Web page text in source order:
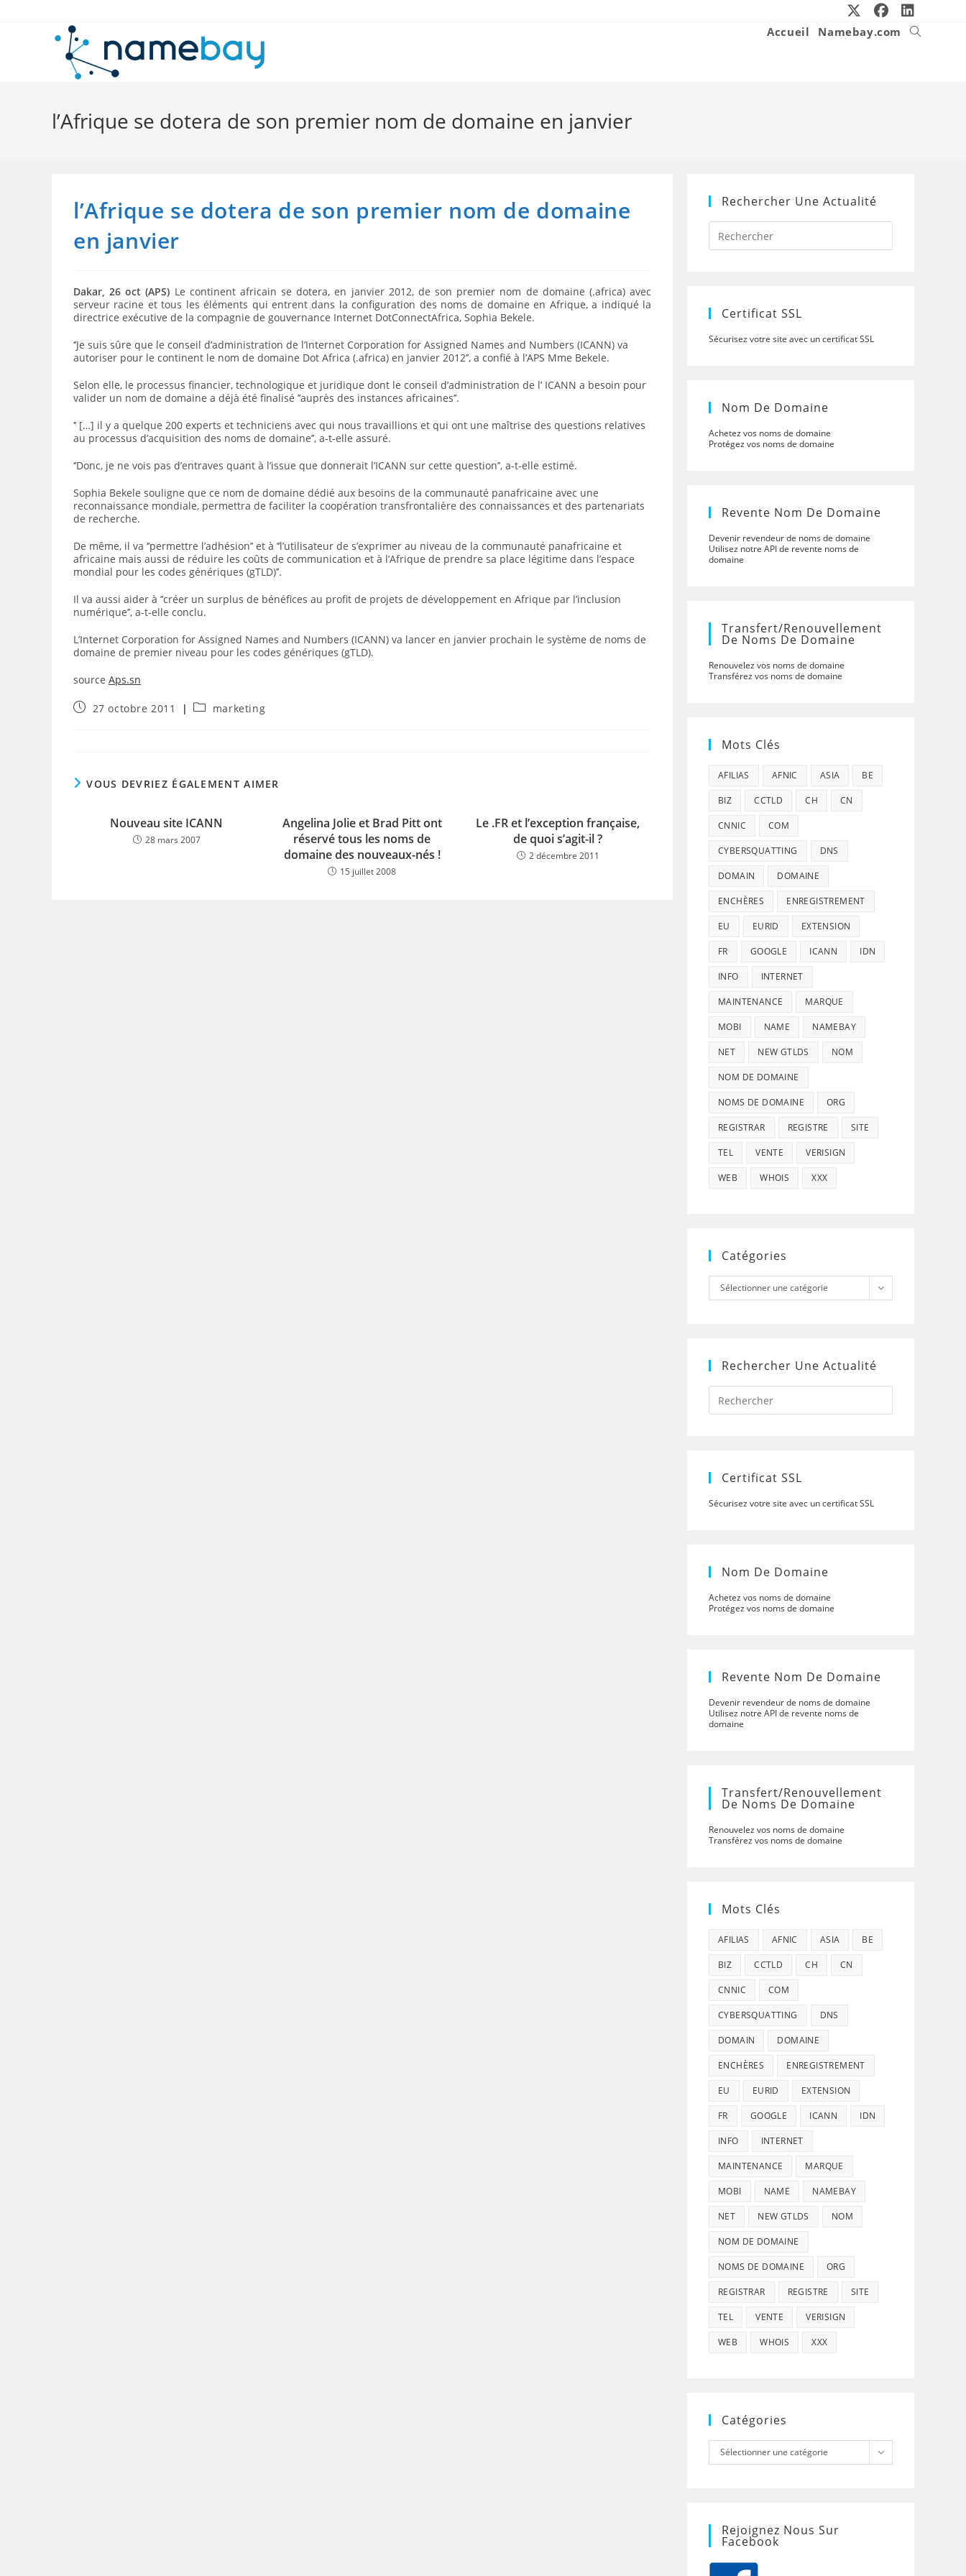
Accueil Namebay.com
Toggle
l’Afrique se dotera de son premier nom de domaine en janvier
l’Afrique se dotera de son premier nom de domaine
en janvier
Dakar, 26 oct (APS) Le continent africain se dotera, en janvier 2012, de son premier nom de domaine (.africa) avec
serveur racine et tous les éléments qui entrent dans la configuration des noms de domaine en Afrique, a indiqué la
directrice exécutive de la compagnie de gouvernance Internet DotConnectAfrica, Sophia Bekele.
‘’Je suis sûre que le conseil d’administration de l’Internet Corporation for Assigned Names and Numbers (ICANN) va
autoriser pour le continent le nom de domaine Dot Africa (.africa) en janvier 2012’’, a confié à l’APS Mme Bekele.
Selon elle, le processus financier, technologique et juridique dont le conseil d’administration de l’ ICANN a besoin pour
valider un nom de domaine a déjà été finalisé ’’auprès des instances africaines’’.
’’ […] il y a quelque 200 experts et techniciens avec qui nous travaillions et qui ont une maîtrise des questions relatives
au processus d’acquisition des noms de domaine’’, a-t-elle assuré.
‘’Donc, je ne vois pas d’entraves quant à l’issue que donnerait l’ICANN sur cette question’’, a-t-elle estimé.
Sophia Bekele souligne que ce nom de domaine dédié aux besoins de la communauté panafricaine avec une
reconnaissance mondiale, permettra de faciliter la coopération transfrontalière des connaissances et des partenariats
de recherche.
De même, il va ‘’permettre l’adhésion’’ et à ’’l’utilisateur de s’exprimer au niveau de la communauté panafricaine et
africaine mais aussi de réduire les coûts de communication et à l’Afrique de prendre sa place légitime dans l’espace
mondial pour les codes génériques (gTLD)’’.
Il va aussi aider à ’’créer un surplus de bénéfices au profit de projets de développement en Afrique par l’inclusion
numérique’’, a-t-elle conclu.
L’Internet Corporation for Assigned Names and Numbers (ICANN) va lancer en janvier prochain le système de noms de
domaine de premier niveau pour les codes génériques (gTLD).
source Aps.sn
Publication
27 octobre 2011
Postmarketing
VOUS DEVRIEZ ÉGALEMENT AIMER
Nouveau site ICANN
28 mars 2007
Angelina Jolie et Brad Pitt ont
réservé tous les noms de
domaine des nouveaux-nés !
15 juillet 2008
Le .FR et l’exception française,
de quoi s’agit-il ?
2 décembre 2011
Rechercher Une Actualité
Press
to
Certificat SSL
Sécurisez votre site avec un certificat SSL
Nom De Domaine
Achetez vos noms de domaine
Protégez vos noms de domaine
Revente Nom De Domaine
Devenir revendeur de noms de domaine
Utilisez notre API de revente noms de
domaine
Transfert/renouvellement
De Noms De Domaine
Renouvelez vos noms de domaine
Transférez vos noms de domaine
Mots Clés
AFILIAS AFNIC ASIA BE
BIZ CCTLD CH CN
CNNIC COM
CYBERSQUATTING DNS
DOMAIN DOMAINE
ENCHÈRES ENREGISTREMENT
EU EURID EXTENSION
FR GOOGLE ICANN IDN
INFO INTERNET
MAINTENANCE MARQUE
MOBI NAME NAMEBAY
NET NEW GTLDS NOM
NOM DE DOMAINE
NOMS DE DOMAINE ORG
REGISTRAR REGISTRE SITE
TEL VENTE VERISIGN
WEB WHOIS XXX
Catégories
Catégories
Sélectionner une catégorie
Rechercher Une Actualité
Press
to
Certificat SSL
Sécurisez votre site avec un certificat SSL
Nom De Domaine
Achetez vos noms de domaine
Protégez vos noms de domaine
Revente Nom De Domaine
Devenir revendeur de noms de domaine
Utilisez notre API de revente noms de
domaine
Transfert/renouvellement
De Noms De Domaine
Renouvelez vos noms de domaine
Transférez vos noms de domaine
Mots Clés
AFILIAS AFNIC ASIA BE
BIZ CCTLD CH CN
CNNIC COM
CYBERSQUATTING DNS
DOMAIN DOMAINE
ENCHÈRES ENREGISTREMENT
EU EURID EXTENSION
FR GOOGLE ICANN IDN
INFO INTERNET
MAINTENANCE MARQUE
MOBI NAME NAMEBAY
NET NEW GTLDS NOM
NOM DE DOMAINE
NOMS DE DOMAINE ORG
REGISTRAR REGISTRE SITE
TEL VENTE VERISIGN
WEB WHOIS XXX
Catégories
Catégories
Sélectionner une catégorie
Rejoignez Nous Sur
Facebook